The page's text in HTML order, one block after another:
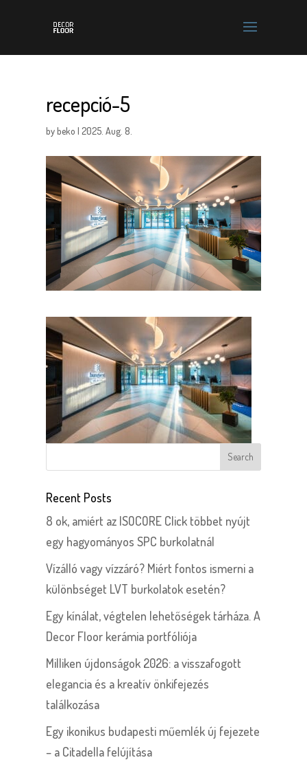
recepció-5
bybeko |2025. Aug. 8.
Recent Posts
8 ok, amiért az ISOCORE Click többet nyújt
egy hagyományos SPC burkolatnál
Vízálló vagy vízzáró? Miért fontos ismerni a
különbséget LVT burkolatok esetén?
Egy kínálat, végtelen lehetőségek tárháza. A
Decor Floor kerámia portfóliója
Milliken újdonságok 2026: a visszafogott
elegancia és a kreatív önkifejezés
találkozása
Egy ikonikus budapesti műemlék új fejezete
– a Citadella felújítása